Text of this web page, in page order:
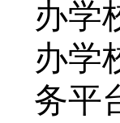
办学
办学
务平